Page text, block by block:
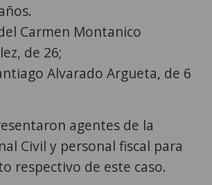
Carmen Montanico
de 26;
Alvarado Argueta, de 6
agentes de la
Civil y personal fiscal para
respectivo de este caso.